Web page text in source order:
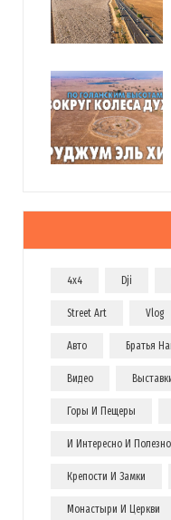
4x4 Dji
Street Art Vlog
Авто Братья
Видео
Горы И Пещеры
И Интересно И Полезно
Крепости И Замки
Монастыри И Церкви